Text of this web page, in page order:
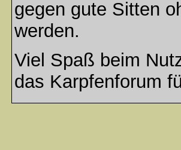
gegen gute Sitten
werden.
Viel Spaß beim
das Karpfenforum